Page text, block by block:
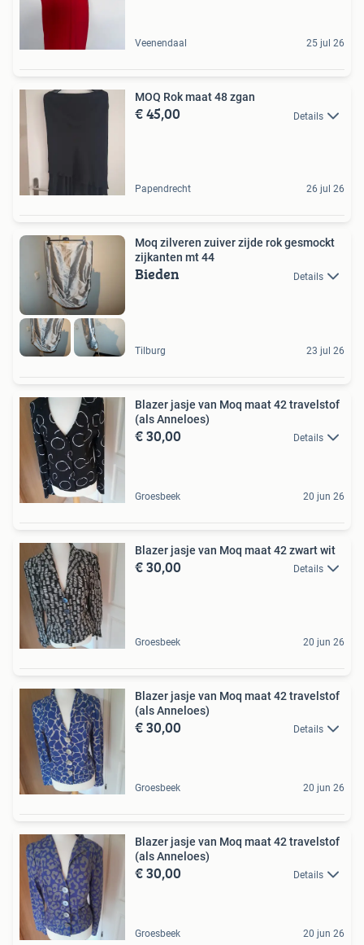
Veenendaal 25 jul 26
MOQ Rok maat 48 zgan
€ 45,00 Details
Papendrecht 26 jul 26
Moq zilveren zuiver zijde rok gesmockt
zijkanten mt 44
Bieden Details
Tilburg 23 jul 26
Blazer jasje van Moq maat 42 travelstof
(als Anneloes)
€ 30,00 Details
Groesbeek 20 jun 26
Blazer jasje van Moq maat 42 zwart wit
€ 30,00 Details
Groesbeek 20 jun 26
Blazer jasje van Moq maat 42 travelstof
(als Anneloes)
€ 30,00 Details
Groesbeek 20 jun 26
Blazer jasje van Moq maat 42 travelstof
(als Anneloes)
€ 30,00 Details
Groesbeek 20 jun 26